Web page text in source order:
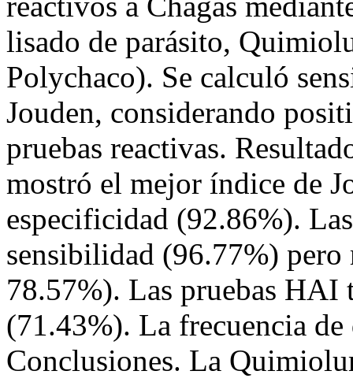
lisado de parásito,
Polychaco). Se calculó
Jouden, considerando
pruebas reactivas.
mostró el mejor índice de
especificidad (92.86%).
sensibilidad (96.77%)
78.57%). Las pruebas
(71.43%). La frecuencia
Conclusiones. La